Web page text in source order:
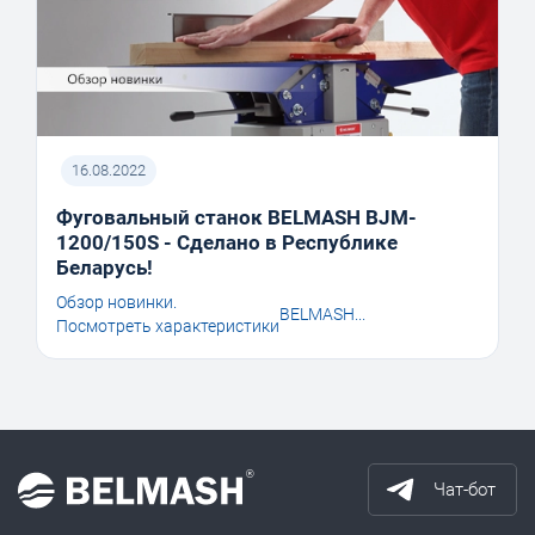
16.08.2022
Фуговальный станок BELMASH BJM-
1200/150S - Сделано в Республике
Беларусь!
Обзор новинки.
Посмотреть характеристики
BELMASH...
Чат-бот